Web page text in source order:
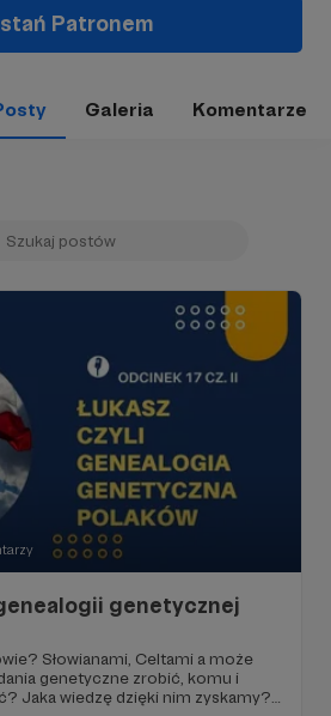
Patronem
Galeria Komentarze
genetycznej
Słowianami, Celtami a może
genetyczne zrobić, komu i
Jaka wiedzę dzięki nim zyskamy?